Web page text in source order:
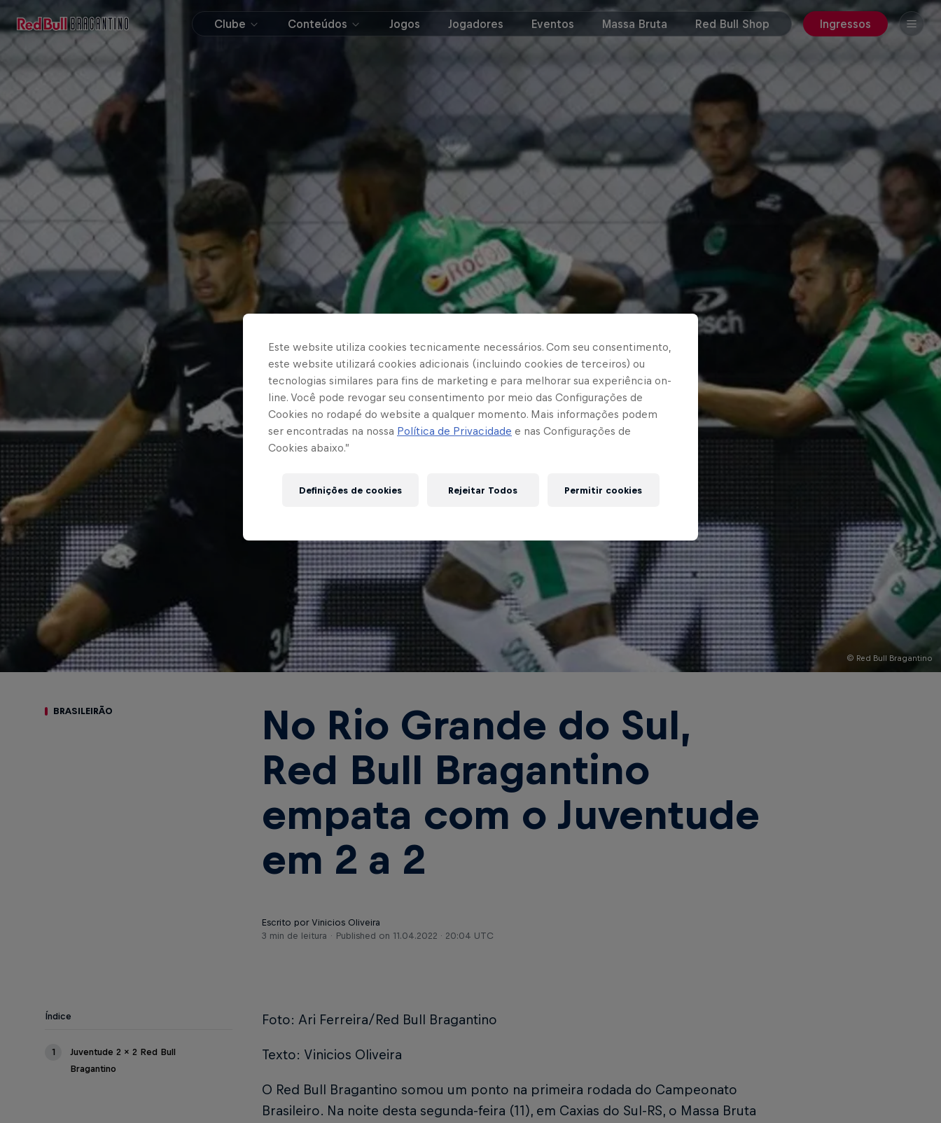
Clube Conteúdos Jogos Jogadores Eventos Massa Bruta Red Bull Shop Ingressos
© Red Bull Bragantino
BRASILEIRÃO
No Rio Grande do Sul,
Red Bull Bragantino
empata com o Juventude
em 2 a 2
Escrito por Vinicios Oliveira
3 min de leitura
Published on 11.04.2022 · 20:04 UTC
Índice
1
Juventude 2 x 2 Red Bull
Bragantino
Foto: Ari Ferreira/Red Bull Bragantino
Texto: Vinicios Oliveira
O Red Bull Bragantino somou um ponto na primeira rodada do Campeonato
Brasileiro. Na noite desta segunda-feira (11), em Caxias do Sul-RS, o Massa Bruta
Este website utiliza cookies tecnicamente necessários. Com seu consentimento,
este website utilizará cookies adicionais (incluindo cookies de terceiros) ou
tecnologias similares para fins de marketing e para melhorar sua experiência on-
line. Você pode revogar seu consentimento por meio das Configurações de
Cookies no rodapé do website a qualquer momento. Mais informações podem
ser encontradas na nossa Política de Privacidade e nas Configurações de
Cookies abaixo.”
Definições de cookies Rejeitar Todos Permitir cookies